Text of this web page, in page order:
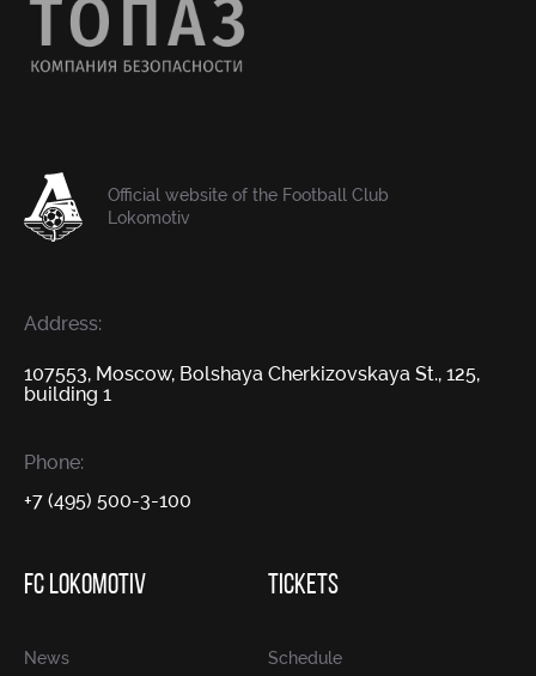
Official website of the Football Club
Lokomotiv
Address:
107553, Moscow, Bolshaya Cherkizovskaya St., 125,
building 1
Phone:
+7 (495) 500-3-100
FC LOKOMOTIV
News
TICKETS
Schedule